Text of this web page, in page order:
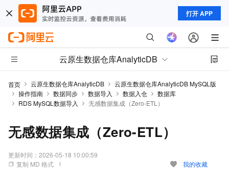
打开 APP
云原生数据仓库AnalyticDB
首页 云原生数据仓库AnalyticDB
云原生数据仓库AnalyticDB MySQL版
操作指南
数据同步 数据导入 数据入仓
数据库
RDS MySQL数据导入
无感数据集成（Zero-ETL）
无感数据集成（Zero-ETL）
更新时间： 2026-05-18 10:00:59
复制 MD 格式
我的收藏